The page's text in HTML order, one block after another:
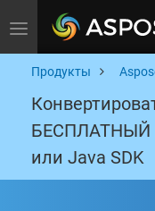
Toggle navigation
Продукты
БЕСПЛАТНЫЙ
или Java SDK